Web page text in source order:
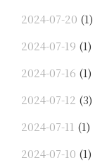
2024-07-20 (1)
2024-07-19 (1)
2024-07-16 (1)
2024-07-12 (3)
2024-07-11 (1)
2024-07-10 (1)